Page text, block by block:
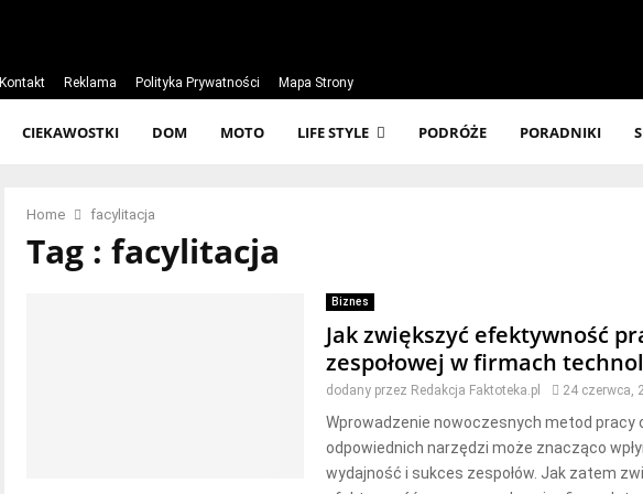
Kontakt Reklama Polityka Prywatności Mapa Strony
CIEKAWOSTKI DOM MOTO LIFE STYLE PODRÓŻE PORADNIKI
Home facylitacja
Tag : facylitacja
Biznes
Jak zwiększyć efektywność
zespołowej w firmach
dodany przez Redakcja Faktoteka.pl 24 czerwca,
Wprowadzenie nowoczesnych metod pracy
odpowiednich narzędzi może znacząco
wydajność i sukces zespołów. Jak zatem